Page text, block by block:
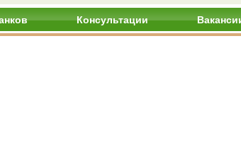
Консультации